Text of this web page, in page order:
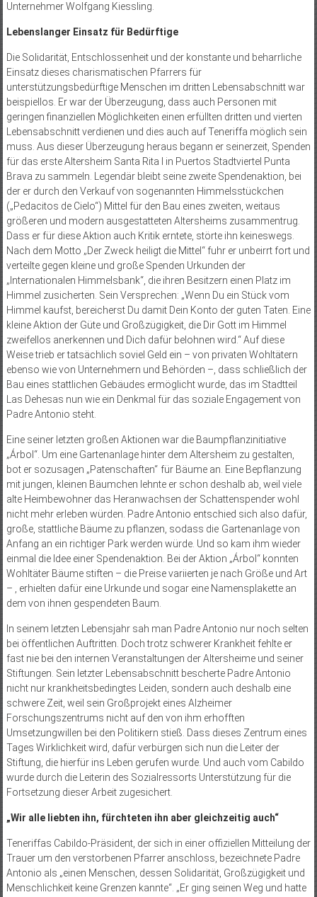
Unternehmer Wolfgang Kiessling.
Lebenslanger Einsatz für Bedürftige
Die Solidarität, Entschlossenheit und der konstante und beharrliche
Einsatz dieses charismatischen Pfarrers für
unterstützungsbedürftige Menschen im dritten Lebensabschnitt war
beispiellos. Er war der Überzeugung, dass auch Personen mit
geringen finanziellen Möglichkeiten einen erfüllten dritten und vierten
Lebensabschnitt verdienen und dies auch auf Teneriffa möglich sein
muss. Aus dieser Überzeugung heraus begann er seinerzeit, Spenden
für das erste Altersheim Santa Rita I in Puertos Stadtviertel Punta
Brava zu sammeln. Legendär bleibt seine zweite Spendenaktion, bei
der er durch den Verkauf von sogenannten Himmelsstückchen
(„Pedacitos de Cielo“) Mittel für den Bau eines zweiten, weitaus
größeren und modern ausgestatteten Altersheims zusammentrug.
Dass er für diese Aktion auch Kritik erntete, störte ihn keineswegs.
Nach dem Motto „Der Zweck heiligt die Mittel“ fuhr er unbeirrt fort und
verteilte gegen kleine und große Spenden Urkunden der
„Internationalen Himmelsbank“, die ihren Besitzern einen Platz im
Himmel zusicherten. Sein Versprechen: „Wenn Du ein Stück vom
Himmel kaufst, bereicherst Du damit Dein Konto der guten Taten. Eine
kleine Aktion der Güte und Großzügigkeit, die Dir Gott im Himmel
zweifellos anerkennen und Dich dafür belohnen wird.“ Auf diese
Weise trieb er tatsächlich soviel Geld ein – von privaten Wohltätern
ebenso wie von Unternehmern und Behörden –, dass schließlich der
Bau eines stattlichen Gebäudes ermöglicht wurde, das im Stadtteil
Las Dehesas nun wie ein Denkmal für das soziale Engagement von
Padre Antonio steht.
Eine seiner letzten großen Aktionen war die Baumpflanzinitiative
„Árbol“. Um eine Gartenanlage hinter dem Altersheim zu gestalten,
bot er sozusagen „Patenschaften“ für Bäume an. Eine Bepflanzung
mit jungen, kleinen Bäumchen lehnte er schon deshalb ab, weil viele
alte Heimbewohner das Heranwachsen der Schattenspender wohl
nicht mehr erleben würden. Padre Antonio entschied sich also dafür,
große, stattliche Bäume zu pflanzen, sodass die Gartenanlage von
Anfang an ein richtiger Park werden würde. Und so kam ihm wieder
einmal die Idee einer Spendenaktion. Bei der Aktion „Árbol“ konnten
Wohltäter Bäume stiften – die Preise variierten je nach Größe und Art
– , erhielten dafür eine Urkunde und sogar eine Namensplakette an
dem von ihnen gespendeten Baum.
In seinem letzten Lebensjahr sah man Padre Antonio nur noch selten
bei öffentlichen Auftritten. Doch trotz schwerer Krankheit fehlte er
fast nie bei den internen Veranstaltungen der Altersheime und seiner
Stiftungen. Sein letzter Lebensabschnitt bescherte Padre Antonio
nicht nur krankheitsbedingtes Leiden, sondern auch deshalb eine
schwere Zeit, weil sein Großprojekt eines Alzheimer
Forschungszentrums nicht auf den von ihm erhofften
Umsetzungwillen bei den Politikern stieß. Dass dieses Zentrum eines
Tages Wirklichkeit wird, dafür verbürgen sich nun die Leiter der
Stiftung, die hierfür ins Leben gerufen wurde. Und auch vom Cabildo
wurde durch die Leiterin des Sozialressorts Unterstützung für die
Fortsetzung dieser Arbeit zugesichert.
„Wir alle liebten ihn, fürchteten ihn aber gleichzeitig auch“
Teneriffas Cabildo-Präsident, der sich in einer offiziellen Mitteilung der
Trauer um den verstorbenen Pfarrer anschloss, bezeichnete Padre
Antonio als „einen Menschen, dessen Solidarität, Großzügigkeit und
Menschlichkeit keine Grenzen kannte“. „Er ging seinen Weg und hatte